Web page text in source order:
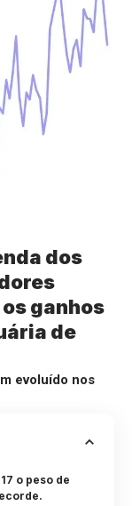
dos
ganhos
de
evoluído nos
o peso de